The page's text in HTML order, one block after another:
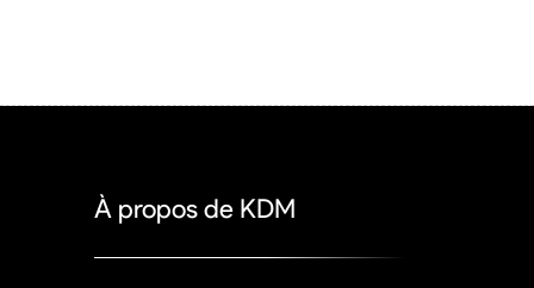
À propos de KDM